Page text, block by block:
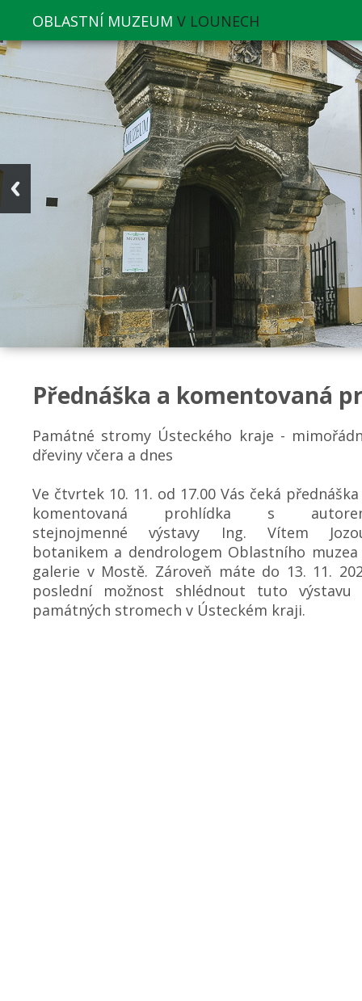
OBLASTNÍ MUZEUM V LOUNECH
Přednáška a komentovaná
Památné stromy Ústeckého kraje -
dřeviny včera a dnes
Ve čtvrtek 10. 11. od 17.00 Vás čeká
komentovaná prohlídka s
stejnojmenné výstavy Ing. Vítem
botanikem a dendrologem Oblastního muzea
galerie v Mostě. Zároveň máte do 13. 11.
poslední možnost shlédnout tuto výstavu
památných stromech v Ústeckém kraji.